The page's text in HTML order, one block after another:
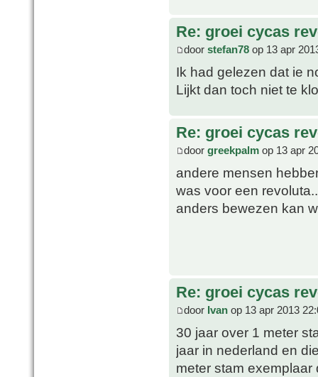
Re: groei cycas
door stefan78 op 13 apr
Ik had gelezen dat ie
Lijkt dan toch niet te
Re: groei cycas
door greekpalm op 13 apr
andere mensen
was voor een
anders bewezen kan
Re: groei cycas
door Ivan op 13 apr 2013
30 jaar over 1 meter
jaar in nederland en
meter stam